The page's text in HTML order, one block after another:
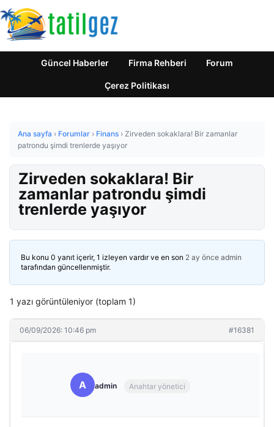
Güncel Haberler Firma Rehberi Forum
Çerez Politikası
Ana sayfa › Forumlar › Finans › Zirveden sokaklara! Bir zamanlar
patrondu şimdi trenlerde yaşıyor
Zirveden sokaklara! Bir
zamanlar patrondu şimdi
trenlerde yaşıyor
Bu konu 0 yanıt içerir, 1 izleyen vardır ve en son 2 ay önce admin
tarafından güncellenmiştir.
1 yazı görüntüleniyor (toplam 1)
06/09/2026: 10:46 pm #16381
A admin Anahtar yönetici